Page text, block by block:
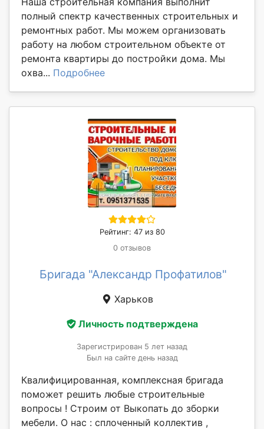
полный спектр качественных строительных и
ремонтных работ. Мы можем организовать
работу на любом строительном объекте от
ремонта квартиры до постройки дома. Мы
охва... Подробнее
Рейтинг: 47 из 80
0 отзывов
Бригада "Александр Профатилов"
Харьков
Личность подтверждена
Зарегистрирован 5 лет назад
Был на сайте день назад
Квалифицированная, комплексная бригада
поможет решить любые строительные
вопросы ! Строим от Выкопать до зборки
мебели. О нас : сплоченный коллектив ,